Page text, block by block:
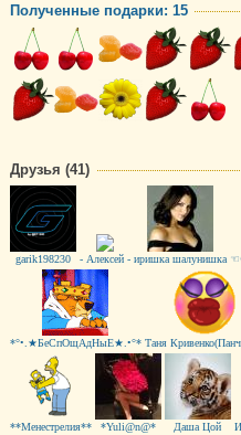
Полученные подарки: 15
Друзья (41)
garik198230 - Алексей - иришка шалунишка
*°•.★БеСпОщАдНыЕ★.•°* Таня
**Менестрелия** *Yuli@n@* Даша Цой